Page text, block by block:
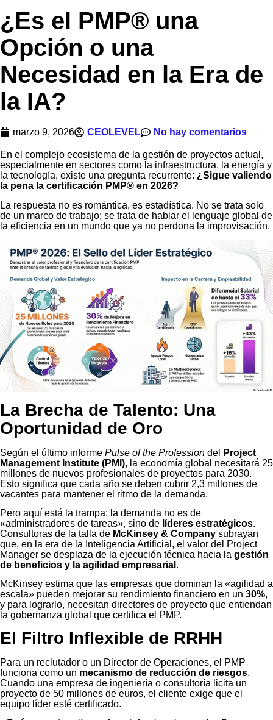
¿Es el PMP® una
Opción o una
Necesidad en la Era de
la IA?
marzo 9, 2026 CEOLEVEL No hay comentarios
En el complejo ecosistema de la gestión de proyectos actual,
especialmente en sectores como la infraestructura, la energía y
la tecnología, existe una pregunta recurrente: ¿Sigue valiendo
la pena la certificación PMP® en 2026?
La respuesta no es romántica, es estadística. No se trata solo
de un marco de trabajo; se trata de hablar el lenguaje global de
la eficiencia en un mundo que ya no perdona la improvisación.
La Brecha de Talento: Una
Oportunidad de Oro
Según el último informe Pulse of the Profession del
Project
Management Institute (PMI), la economía global necesitará 25
millones de nuevos profesionales de proyectos para 2030.
Esto significa que cada año se deben cubrir 2,3 millones de
vacantes para mantener el ritmo de la demanda.
Pero aquí está la trampa: la demanda no es de
«administradores de tareas», sino de líderes estratégicos.
Consultoras de la talla de McKinsey & Company subrayan
que, en la era de la Inteligencia Artificial, el valor del Project
Manager se desplaza de la ejecución técnica hacia la gestión
de beneficios y la agilidad empresarial .
McKinsey estima que las empresas que dominan la «agilidad a
escala» pueden mejorar su rendimiento financiero en un 30%,
y para lograrlo, necesitan directores de proyecto que entiendan
la gobernanza global que certifica el PMP.
El Filtro Inflexible de RRHH
Para un reclutador o un Director de Operaciones, el PMP
funciona como un mecanismo de reducción de riesgos.
Cuando una empresa de ingeniería o consultoría licita un
proyecto de 50 millones de euros, el cliente exige que el
equipo líder esté certificado.